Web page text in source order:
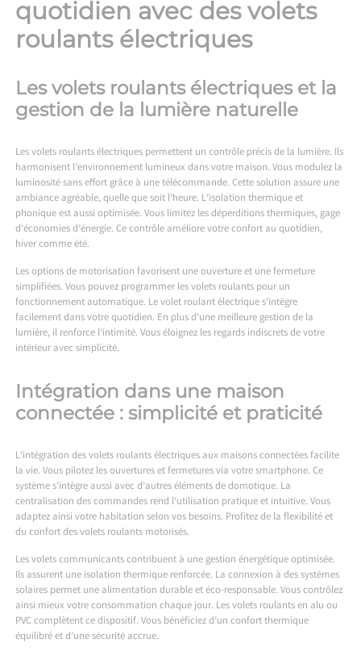
quotidien avec des volets
roulants électriques
Les volets roulants électriques et la
gestion de la lumière naturelle
Les volets roulants électriques permettent un contrôle précis de la lumière. Ils
harmonisent l’environnement lumineux dans votre maison. Vous modulez la
luminosité sans effort grâce à une télécommande. Cette solution assure une
ambiance agréable, quelle que soit l’heure. L’isolation thermique et
phonique est aussi optimisée. Vous limitez les déperditions thermiques, gage
d’économies d’énergie. Ce contrôle améliore votre confort au quotidien,
hiver comme été.
Les options de motorisation favorisent une ouverture et une fermeture
simplifiées. Vous pouvez programmer les volets roulants pour un
fonctionnement automatique. Le volet roulant électrique s’intègre
facilement dans votre quotidien. En plus d’une meilleure gestion de la
lumière, il renforce l’intimité. Vous éloignez les regards indiscrets de votre
intérieur avec simplicité.
Intégration dans une maison
connectée : simplicité et praticité
L’intégration des volets roulants électriques aux maisons connectées facilite
la vie. Vous pilotez les ouvertures et fermetures via votre smartphone. Ce
système s’intègre aussi avec d’autres éléments de domotique. La
centralisation des commandes rend l’utilisation pratique et intuitive. Vous
adaptez ainsi votre habitation selon vos besoins. Profitez de la flexibilité et
du confort des volets roulants motorisés.
Les volets communicants contribuent à une gestion énergétique optimisée.
Ils assurent une isolation thermique renforcée. La connexion à des systèmes
solaires permet une alimentation durable et éco-responsable. Vous contrôlez
ainsi mieux votre consommation chaque jour. Les volets roulants en alu ou
PVC complètent ce dispositif. Vous bénéficiez d’un confort thermique
équilibré et d’une sécurité accrue.